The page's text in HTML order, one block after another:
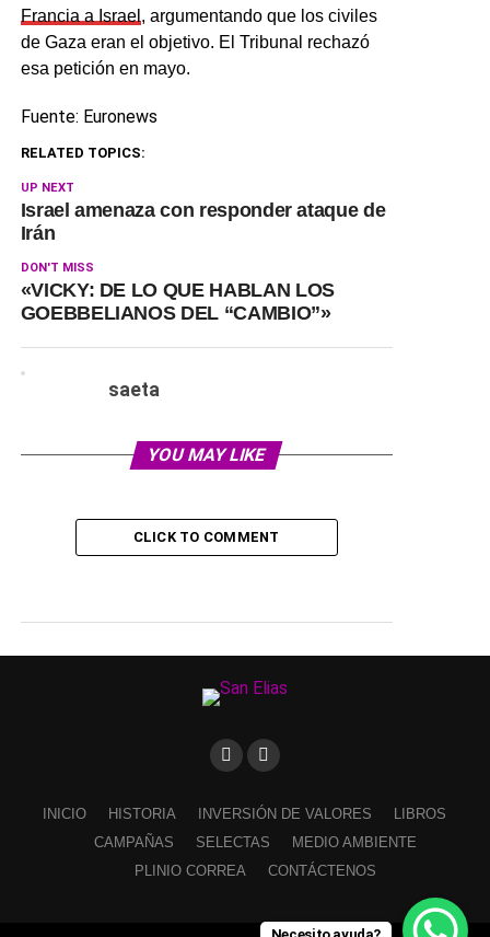
Francia a Israel , argumentando que los civiles
de Gaza eran el objetivo. El Tribunal rechazó
esa petición en mayo.
Fuente: Euronews
RELATED TOPICS:
UP NEXT
Israel amenaza con responder ataque de
Irán
DON'T MISS
«VICKY: DE LO QUE HABLAN LOS
GOEBBELIANOS DEL “CAMBIO”»
saeta
YOU MAY LIKE
CLICK TO COMMENT
INICIO HISTORIA INVERSIÓN DE VALORES
LIBROS
CAMPAÑAS
SELECTAS
MEDIO AMBIENTE
PLINIO CORREA
CONTÁCTENOS